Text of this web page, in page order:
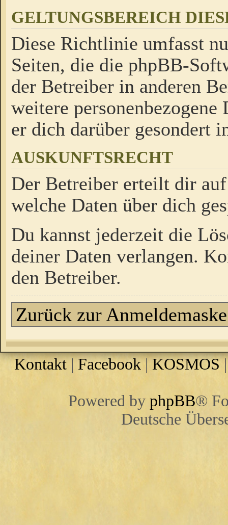
GELTUNGSBEREICH
Diese Richtlinie umfasst
Seiten, die die phpBB-
der Betreiber in anderen
weitere
er dich darüber gesondert
AUSKUNFTSRECHT
Der Betreiber erteilt dir
welche Daten über dich
Du kannst jederzeit die
deiner Daten verlangen.
den Betreiber.
Zurück zur Anmeldemaske
Kontakt | Facebook| KOSMOS
Powered by phpBB®
Deutsche